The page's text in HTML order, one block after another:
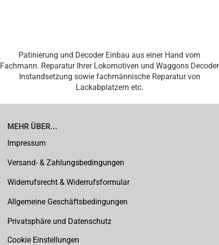
Patinierung und Decoder Einbau aus einer Hand vom
Fachmann. Reparatur Ihrer Lokomotiven und Waggons Decoder
Instandsetzung sowie fachmännische Reparatur von
Lackabplatzern etc.
MEHR ÜBER...
Impressum
Versand- & Zahlungsbedingungen
Widerrufsrecht & Widerrufsformular
Allgemeine Geschäftsbedingungen
Privatsphäre und Datenschutz
Cookie Einstellungen